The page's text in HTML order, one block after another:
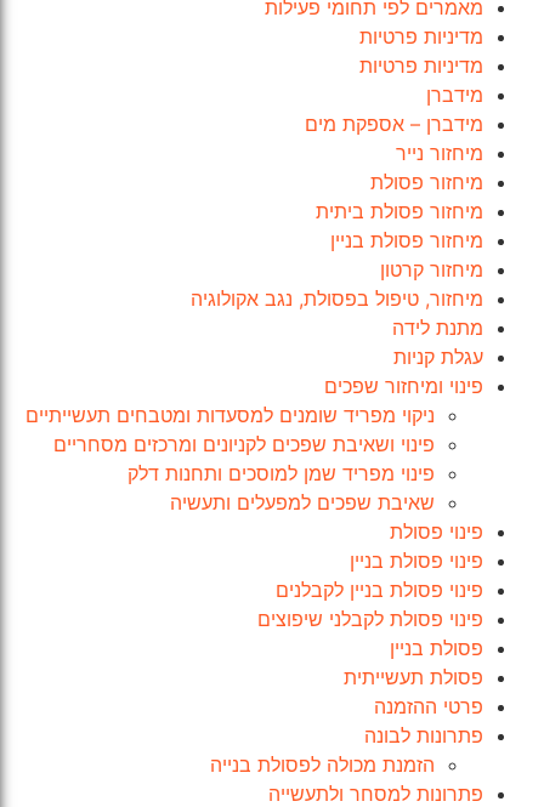
מאמרים לפי תחומי פעילות
מדיניות פרטיות
מדיניות פרטיות
מידברן
מידברן – אספקת מים
מיחזור נייר
מיחזור פסולת
מיחזור פסולת ביתית
מיחזור פסולת בניין
מיחזור קרטון
מיחזור, טיפול בפסולת, נגב אקולוגיה
מתנת לידה
עגלת קניות
פינוי ומיחזור שפכים
ניקוי מפריד שומנים למסעדות ומטבחים תעשייתיים
פינוי ושאיבת שפכים לקניונים ומרכזים מסחריים
פינוי מפריד שמן למוסכים ותחנות דלק
שאיבת שפכים למפעלים ותעשיה
פינוי פסולת
פינוי פסולת בניין
פינוי פסולת בניין לקבלנים
פינוי פסולת לקבלני שיפוצים
פסולת בניין
פסולת תעשייתית
פרטי ההזמנה
פתרונות לבונה
הזמנת מכולה לפסולת בנייה
פתרונות למסחר ולתעשייה